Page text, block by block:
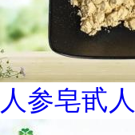
人参皂甙